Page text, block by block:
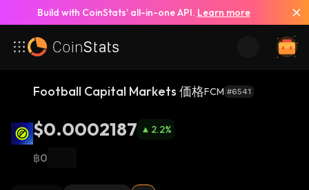
Build with CoinStats’ all-in-one API. Learn more
Football Capital Markets 価格FCM #6541
$0.0002187 2.2%
฿0